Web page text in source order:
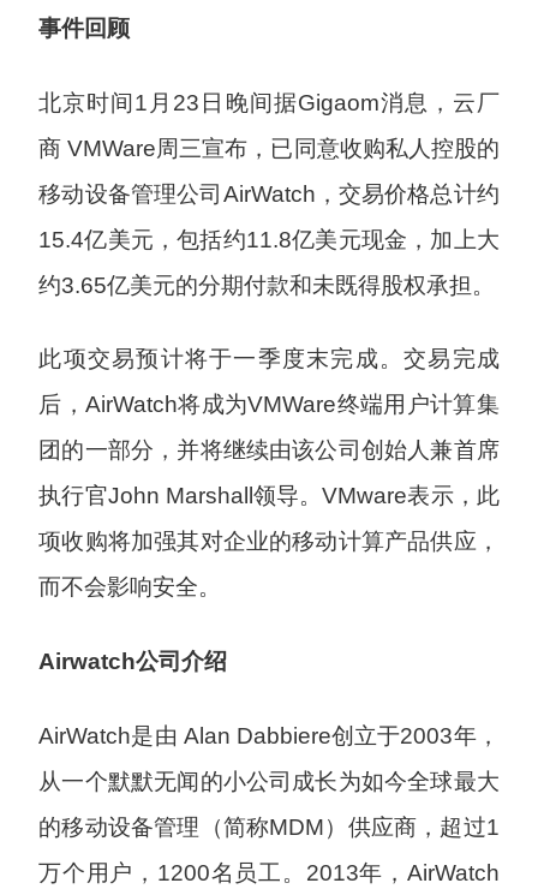
事件回顾
北京时间1月23日晚间据Gigaom消息，云厂
商 VMWare周三宣布，已同意收购私人控股的
移动设备管理公司AirWatch，交易价格总计约
15.4亿美元，包括约11.8亿美元现金，加上大
约3.65亿美元的分期付款和未既得股权承担。
此项交易预计将于一季度末完成。交易完成
后，AirWatch将成为VMWare终端用户计算集
团的一部分，并将继续由该公司创始人兼首席
执行官John Marshall领导。VMware表示，此
项收购将加强其对企业的移动计算产品供应，
而不会影响安全。
Airwatch公司介绍
AirWatch是由 Alan Dabbiere创立于2003年，
从一个默默无闻的小公司成长为如今全球最大
的移动设备管理（简称MDM）供应商，超过1
万个用户，1200名员工。2013年，AirWatch